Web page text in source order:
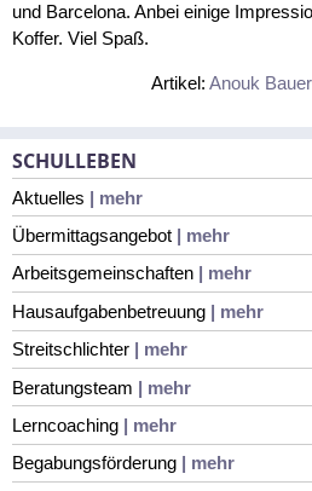
und Barcelona. Anbei einige
Koffer. Viel Spaß.
Artikel:Anouk
SCHULLEBEN
Aktuelles | mehr
Übermittagsangebot | mehr
Arbeitsgemeinschaften | mehr
Hausaufgabenbetreuung | mehr
Streitschlichter | mehr
Beratungsteam | mehr
Lerncoaching | mehr
Begabungsförderung | mehr